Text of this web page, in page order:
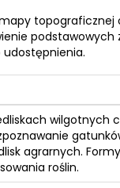
topograficznej
podstawowych
udostępnienia.
wilgotnych
agrarnych.
roślin.